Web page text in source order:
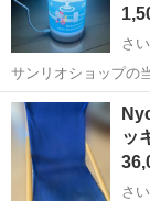
さ
サンリオショップの当
ゃんの45周年記念に
埼玉 さいたま市
ルームライト
ッ
さ